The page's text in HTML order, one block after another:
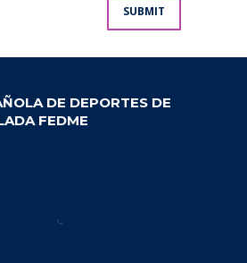
DE DEPORTES DE
FEDME